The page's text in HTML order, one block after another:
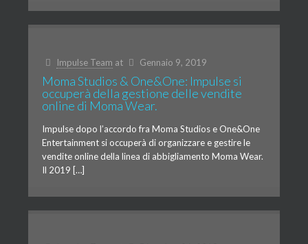
Impulse Team at Gennaio 9, 2019
Moma Studios & One&One: Impulse si
occuperà della gestione delle vendite
online di Moma Wear.
Impulse dopo l’accordo fra Moma Studios e One&One
Entertainment si occuperà di organizzare e gestire le
vendite online della linea di abbigliamento Moma Wear.
Il 2019 […]